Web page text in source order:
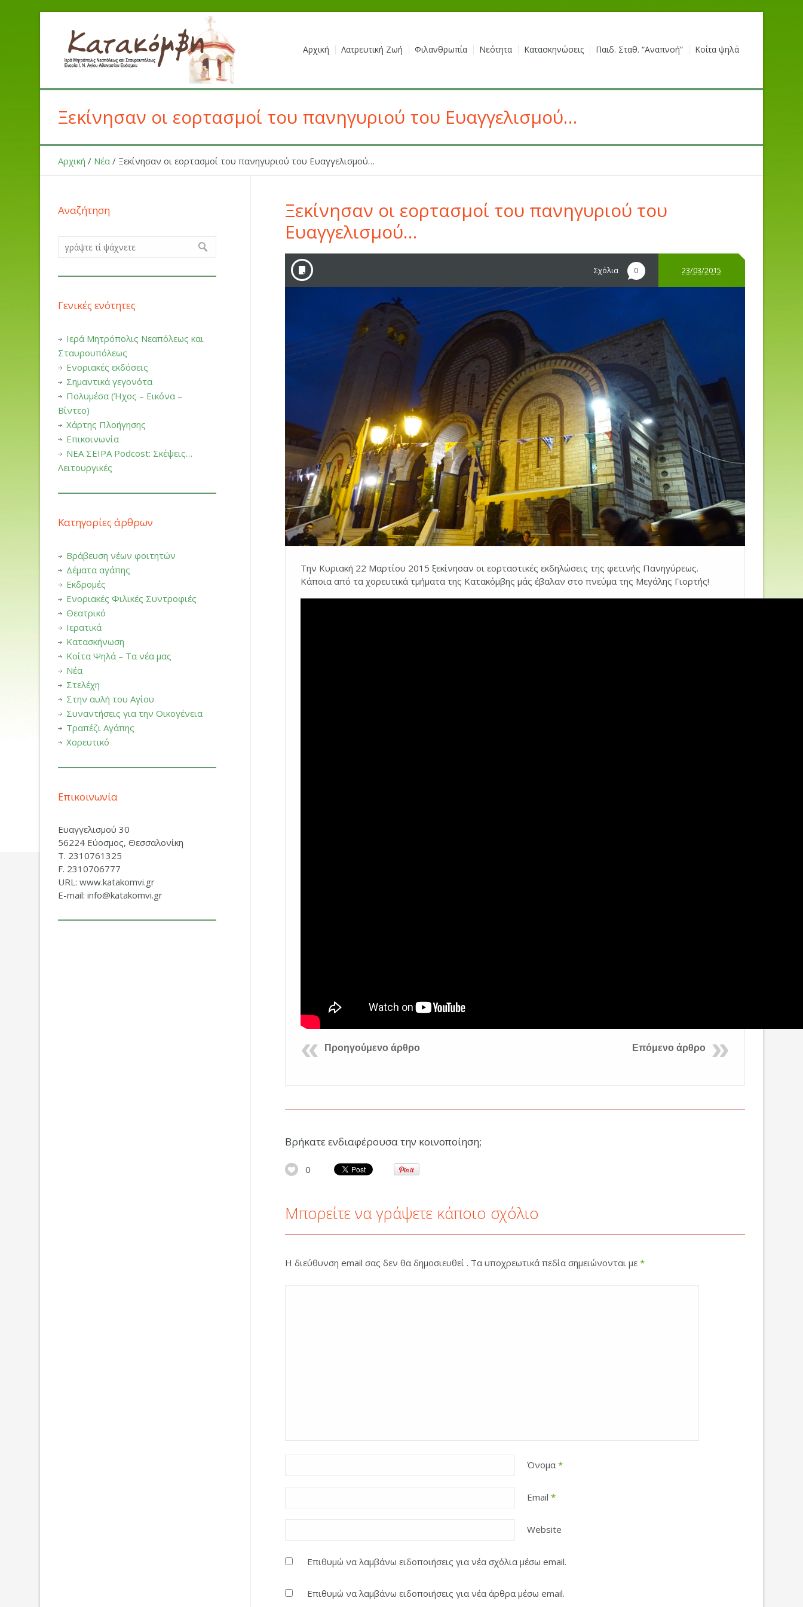
Αρχική Λατρευτική Ζωή Φιλανθρωπία Νεότητα Κατασκηνώσεις Παιδ. Σταθ. “Αναπνοή” Κοίτα ψηλά
Ξεκίνησαν οι εορτασμοί του πανηγυριού του Ευαγγελισμού…
Αρχική / Νέα / Ξεκίνησαν οι εορτασμοί του πανηγυριού του Ευαγγελισμού…
Ξεκίνησαν οι εορτασμοί του πανηγυριού του
Ευαγγελισμού…
Σχόλια 0 23/03/2015
Την Κυριακή 22 Μαρτίου 2015 ξεκίνησαν οι εορταστικές εκδηλώσεις της φετινής Πανηγύρεως.
Κάποια από τα χορευτικά τμήματα της Κατακόμβης μάς έβαλαν στο πνεύμα της Μεγάλης Γιορτής!
Προηγούμενο άρθρο Επόμενο άρθρο
Βρήκατε ενδιαφέρουσα την κοινοποίηση;
0
Μπορείτε να γράψετε κάποιο σχόλιο
Η διεύθυνση email σας δεν θα δημοσιευθεί . Τα υποχρεωτικά πεδία σημειώνονται με *
Όνομα *
Email *
Website
Επιθυμώ να λαμβάνω ειδοποιήσεις για νέα σχόλια μέσω email.
Επιθυμώ να λαμβάνω ειδοποιήσεις για νέα άρθρα μέσω email.
Αναζήτηση
Γενικές ενότητες
Ιερά Μητρόπολις Νεαπόλεως και
Σταυρουπόλεως
Ενοριακές εκδόσεις
Σημαντικά γεγονότα
Πολυμέσα (Ήχος – Εικόνα –
Βίντεο)
Χάρτης Πλοήγησης
Επικοινωνία
ΝΕΑ ΣΕΙΡΑ Podcost: Σκέψεις…
Λειτουργικές
Κατηγορίες άρθρων
Βράβευση νέων φοιτητών
Δέματα αγάπης
Εκδρομές
Ενοριακές Φιλικές Συντροφιές
Θεατρικό
Ιερατικά
Κατασκήνωση
Κοίτα Ψηλά – Τα νέα μας
Νέα
Στελέχη
Στην αυλή του Αγίου
Συναντήσεις για την Οικογένεια
Τραπέζι Αγάπης
Χορευτικό
Επικοινωνία
Ευαγγελισμού 30
56224 Εύοσμος, Θεσσαλονίκη
Τ. 2310761325
F. 2310706777
URL: www.katakomvi.gr
E-mail: info@katakomvi.gr